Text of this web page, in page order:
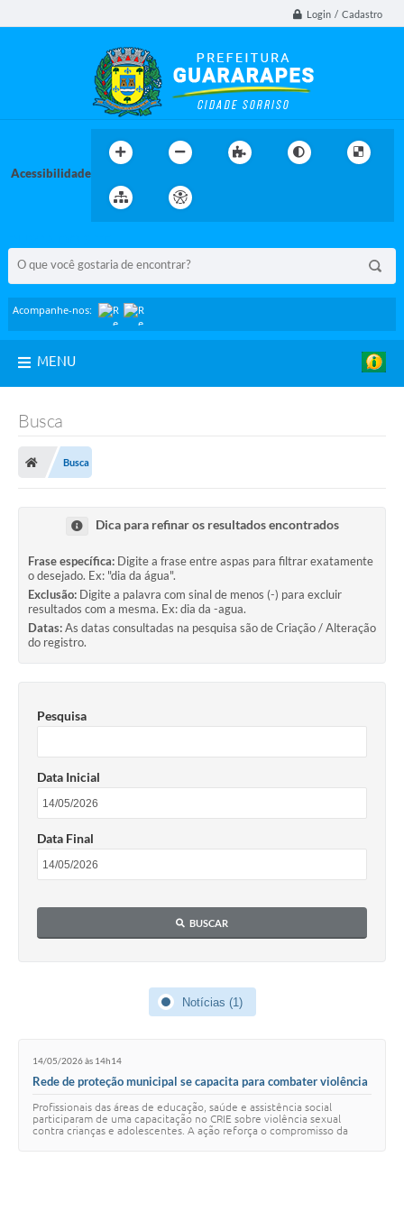
Login / Cadastro
Acessibilidade
Acompanhe-nos:
MENU
Busca
Busca
Dica para refinar os resultados encontrados
Frase específica: Digite a frase entre aspas para filtrar exatamente
o desejado. Ex: "dia da água".
Exclusão: Digite a palavra com sinal de menos (-) para excluir
resultados com a mesma. Ex: dia da -agua.
Datas:As datas consultadas na pesquisa são de Criação / Alteração
do registro.
Pesquisa
Data Inicial
Data Final
BUSCAR
Notícias (1)
14/05/2026 às 14h14
Rede de proteção municipal se capacita para combater violência
Profissionais das áreas de educação, saúde e assistência social
participaram de uma capacitação no CRIE sobre violência sexual
contra crianças e adolescentes. A ação reforça o compromisso da